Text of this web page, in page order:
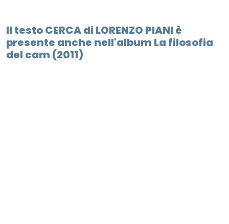
Il testo CERCA di LORENZO PIANI è
presente anche nell'album La filosofia
del cam (2011)